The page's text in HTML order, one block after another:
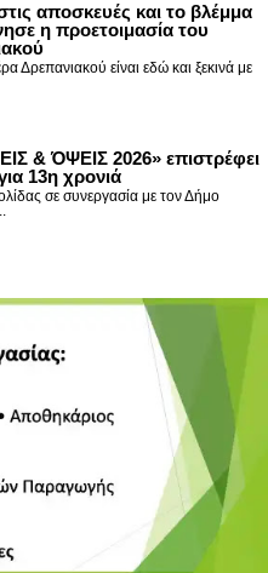
αποσκευές και το βλέμμα
η προετοιμασία του
Δρεπανιακού είναι εδώ και ξεκινά με
& ΌΨΕΙΣ 2026» επιστρέφει
13η χρονιά
σε συνεργασία με τον Δήμο